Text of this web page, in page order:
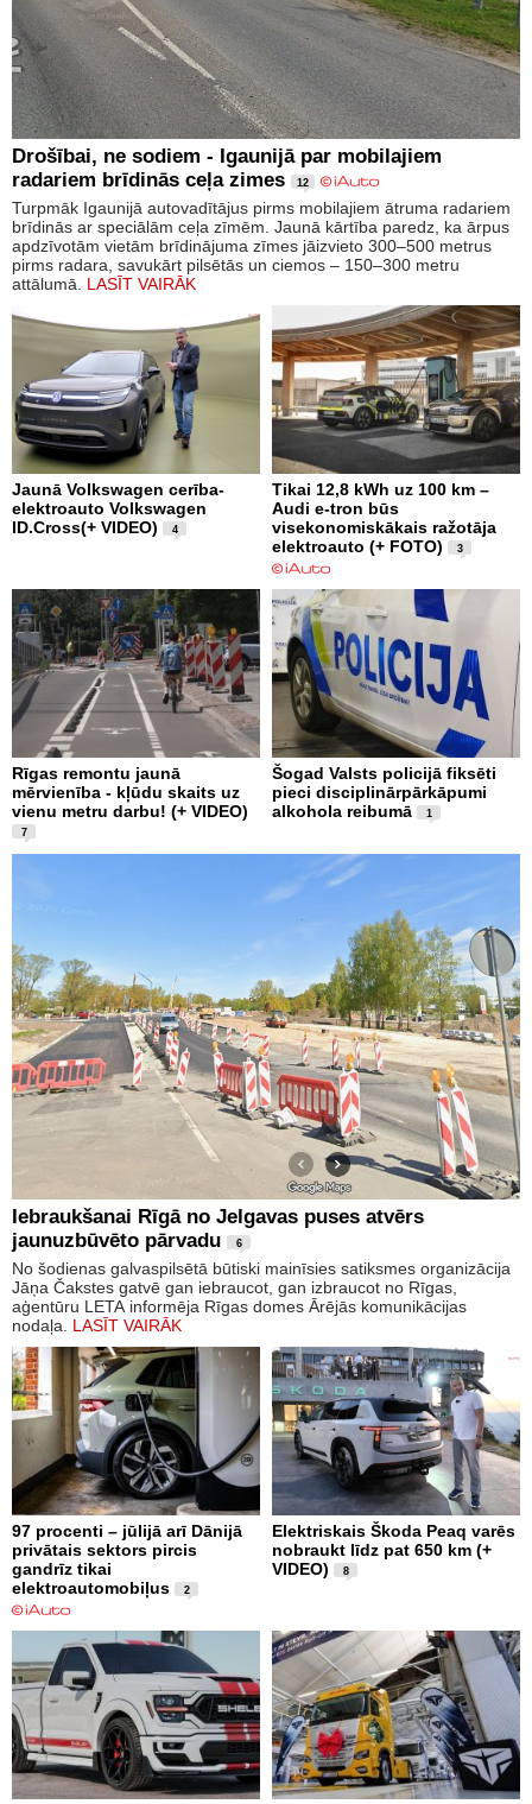
Drošībai, ne sodiem - Igaunijā par mobilajiem
radariem brīdinās ceļa zimes
12
Turpmāk Igaunijā autovadītājus pirms mobilajiem ātruma radariem
brīdinās ar speciālām ceļa zīmēm. Jaunā kārtība paredz, ka ārpus
apdzīvotām vietām brīdinājuma zīmes jāizvieto 300–500 metrus
pirms radara, savukārt pilsētās un ciemos – 150–300 metru
attālumā. LASĪT VAIRĀK
Jaunā Volkswagen cerība-
elektroauto Volkswagen
ID.Cross(+ VIDEO)
4
Tikai 12,8 kWh uz 100 km –
Audi e-tron būs
visekonomiskākais ražotāja
elektroauto (+ FOTO)
3
Rīgas remontu jaunā
mērvienība - kļūdu skaits uz
vienu metru darbu! (+ VIDEO)
7
Šogad Valsts policijā fiksēti
pieci disciplinārpārkāpumi
alkohola reibumā
1
Iebraukšanai Rīgā no Jelgavas puses atvērs
jaunuzbūvēto pārvadu
6
No šodienas galvaspilsētā būtiski mainīsies satiksmes organizācija
Jāņa Čakstes gatvē gan iebraucot, gan izbraucot no Rīgas,
aģentūru LETA informēja Rīgas domes Ārējās komunikācijas
nodaļa. LASĪT VAIRĀK
97 procenti – jūlijā arī Dānijā
privātais sektors pircis
gandrīz tikai
elektroautomobiļus
2
Elektriskais Škoda Peaq varēs
nobraukt līdz pat 650 km (+
VIDEO)
8